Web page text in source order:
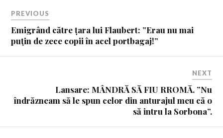
PREVIOUS
Emigrând către țara lui Flaubert: ”Erau nu mai
puţin de zece copii în acel portbagaj!”
NEXT
Lansare: MÂNDRĂ SĂ FIU RROMĂ. ”Nu
îndrăzneam să le spun celor din anturajul meu că o
să intru la Sorbona”.